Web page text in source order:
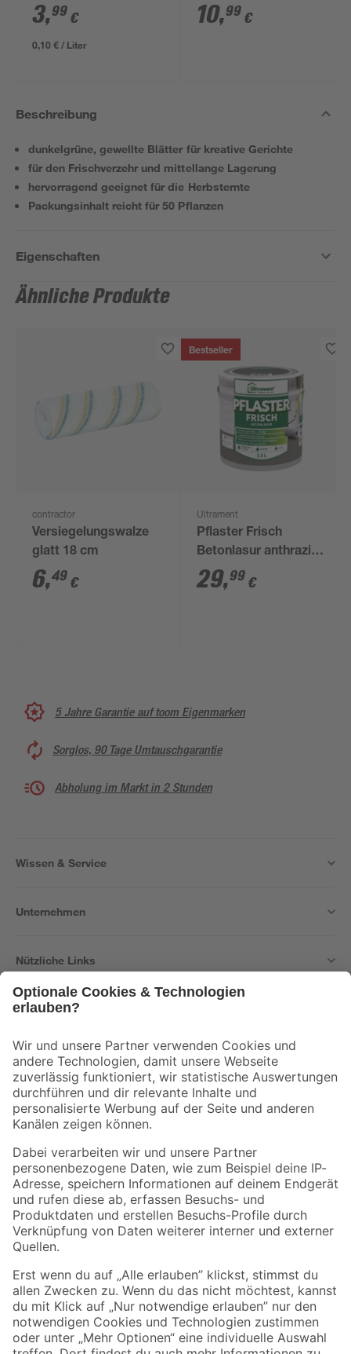
3,99 €
0,10 € / Liter
10,99 €
Beschreibung
dunkelgrüne, gewellte Blätter für kreative Gerichte
für den Frischverzehr und mittellange Lagerung
hervorragend geeignet für die Herbsternte
Packungsinhalt reicht für 50 Pflanzen
Eigenschaften
Ähnliche Produkte
contractor
Versiegelungswalze
glatt 18 cm
6,49 €
Bestseller
Ultrament
Pflaster Frisch
Betonlasur anthrazit
2,5 l
29,99 €
5 Jahre Garantie auf toom Eigenmarken
Sorglos, 90 Tage Umtauschgarantie
Abholung im Markt in 2 Stunden
Wissen & Service
Unternehmen
Nützliche Links
Der toom Newsletter: Keine Angebote und Aktionen mehr verpassen!
Zur Newsletter Anmeldung
Folge uns
Zahlungsarten Versandarten
Sicher einkaufen
Jetzt die toom-App herunterladen